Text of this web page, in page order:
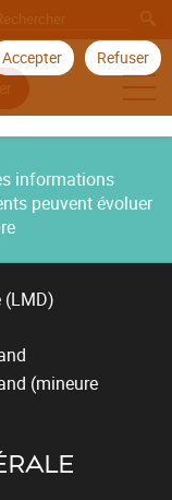
Accepter Refuser
informations
peuvent évoluer
(LMD)
(mineure